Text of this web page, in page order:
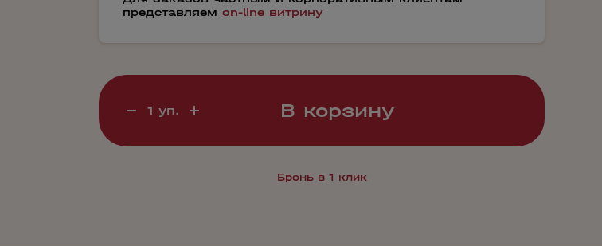
представляем on-line витрину
В корзину
Бронь в 1 клик